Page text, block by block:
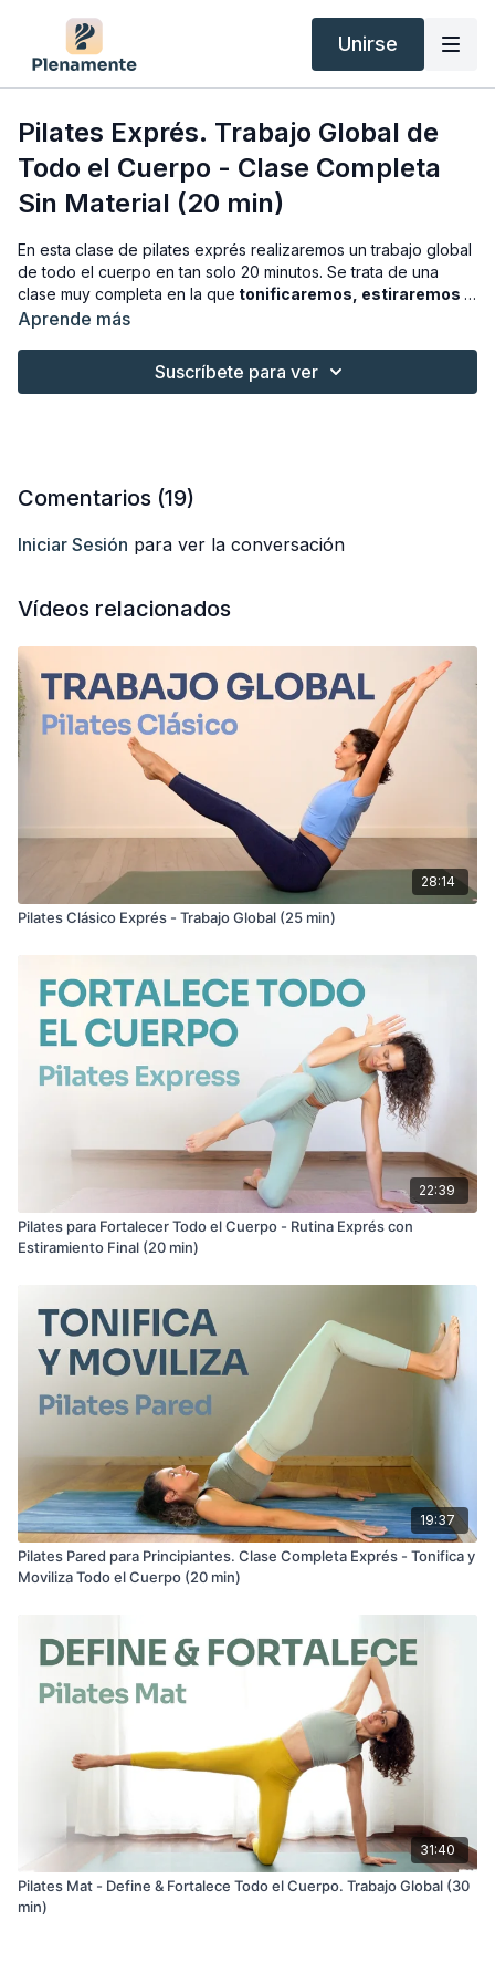
Unirse
Pilates Exprés. Trabajo Global de
Todo el Cuerpo - Clase Completa
Sin Material (20 min)
En esta clase de pilates exprés realizaremos un trabajo global
de todo el cuerpo en tan solo 20 minutos. Se trata de una
clase muy completa en la que tonificaremos, estiraremos y
movilizaremos el cuerpo sin utilizar material.
Aprende más
Suscríbete para ver
Comentarios (19)
Iniciar Sesión para ver la conversación
Vídeos relacionados
28:14
Pilates Clásico Exprés - Trabajo Global (25 min)
22:39
Pilates para Fortalecer Todo el Cuerpo - Rutina Exprés con
Estiramiento Final (20 min)
19:37
Pilates Pared para Principiantes. Clase Completa Exprés - Tonifica y
Moviliza Todo el Cuerpo (20 min)
31:40
Pilates Mat - Define & Fortalece Todo el Cuerpo. Trabajo Global (30
min)